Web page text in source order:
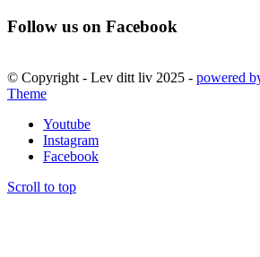
Follow us on Facebook
© Copyright - Lev ditt liv 2025 - powered
Theme
Youtube
Instagram
Facebook
Scroll to top